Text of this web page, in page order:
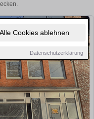
Alle Cookies ablehnen
Datenschutzerklärung